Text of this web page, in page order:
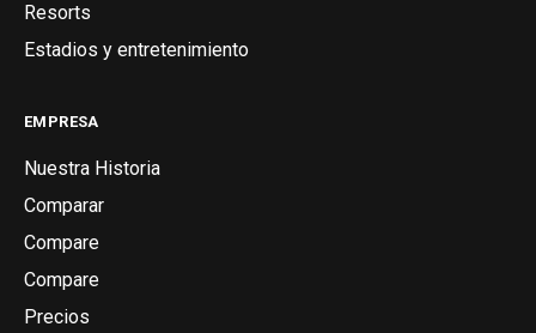
Resorts
Estadios y entretenimiento
EMPRESA
Nuestra Historia
Comparar
Compare
Compare
Precios